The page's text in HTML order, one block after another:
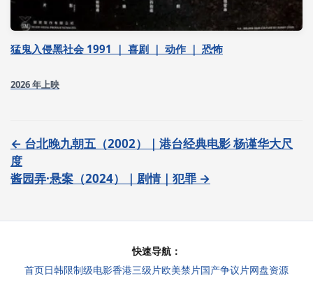
猛鬼入侵黑社会 1991 ｜ 喜剧 ｜ 动作 ｜ 恐怖
2026 年上映
← 台北晚九朝五（2002）｜港台经典电影 杨谨华大尺
度
酱园弄·悬案（2024）｜剧情｜犯罪 →
快速导航：
首页日韩限制级电影香港三级片欧美禁片国产争议片网盘资源